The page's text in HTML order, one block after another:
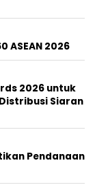
ASEAN 2026
2026 untuk
Siaran
Pendanaan